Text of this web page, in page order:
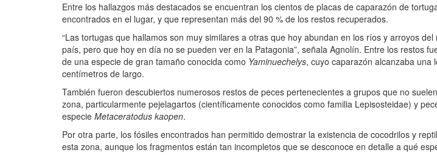
Entre los hallazgos más destacados se encuentran los cientos de placas de caparazón de
encontrados en el lugar, y que representan más del 90 % de los restos recuperados.
“Las tortugas que hallamos son muy similares a otras que hoy abundan en los ríos y arroyos del
país, pero que hoy en día no se pueden ver en la Patagonia”, señala Agnolín. Entre los restos
de una especie de gran tamaño conocida como Yaminuechelys, cuyo caparazón alcanzaba una
centímetros de largo.
También fueron descubiertos numerosos restos de peces pertenecientes a grupos que no
zona, particularmente pejelagartos (científicamente conocidos como familia Lepisosteidae) y
especie Metaceratodus kaopen.
Por otra parte, los fósiles encontrados han permitido demostrar la existencia de cocodrilos y
esta zona, aunque los fragmentos están tan incompletos que se desconoce en detalle a qué